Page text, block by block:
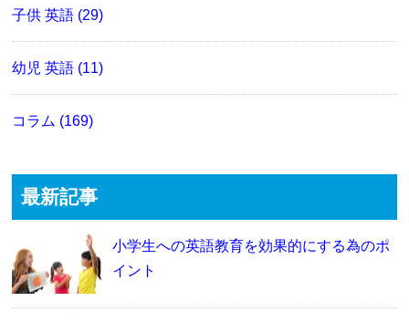
子供 英語 (29)
幼児 英語 (11)
コラム (169)
最新記事
小学生への英語教育を効果的にする為のポ
イント